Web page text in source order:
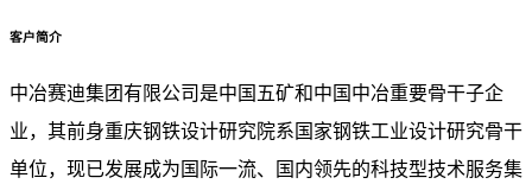
客户简介
中冶赛迪集团有限公司是中国五矿和中国中冶重要骨干子企
业，其前身重庆钢铁设计研究院系国家钢铁工业设计研究骨干
单位，现已发展成为国际一流、国内领先的科技型技术服务集